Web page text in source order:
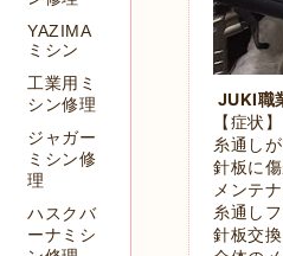
JUKI職
【症状】
糸通し
針板に
メンテ
糸通し
針板交
YAZIMA
ミシン
工業用ミ
シン修理
ジャガー
ミシン修
理
ハスクバ
ーナミシ